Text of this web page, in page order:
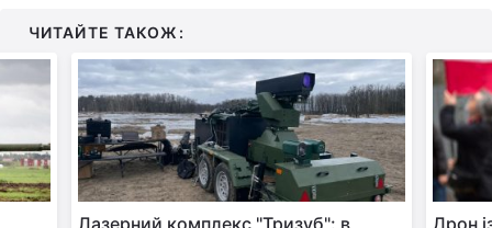
ЧИТАЙТЕ ТАКОЖ:
Лазерний комплекс "Тризуб": в
Дрон